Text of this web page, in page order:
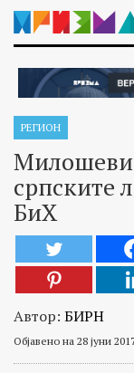
РЕГИОН
српските
БиХ
Автор: БИРН
Објавено на 28 јуни